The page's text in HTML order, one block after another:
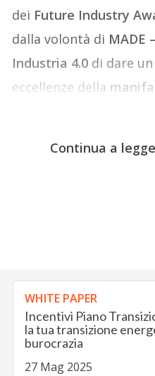
dei Future Industry
dalla volontà di MADE
Industria 4.0 di dare
eccellenze della
Continua a
WHITE PAPER
Incentivi Piano
la tua transizione
burocrazia
27 Mag 2025